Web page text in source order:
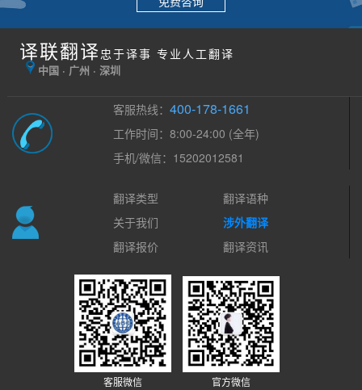
译联翻译 忠于译事 专业人工翻译
中国 · 广州 · 深圳
客服热线：400-178-1661
工作时间：8:00-24:00 (全年)
手机/微信：15202012581
翻译类型
翻译语种
关于我们
涉外翻译
翻译报价
翻译资讯
客服微信 官方微信